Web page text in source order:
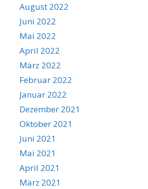
August 2022
Juni 2022
Mai 2022
April 2022
März 2022
Februar 2022
Januar 2022
Dezember 2021
Oktober 2021
Juni 2021
Mai 2021
April 2021
März 2021